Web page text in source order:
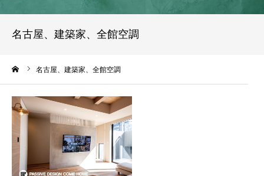
名古屋、建築家、全館空調
名古屋、建築家、全館空調
NEWS
BLOG
CONTACT